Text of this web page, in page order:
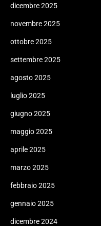
dicembre 2025
novembre 2025
ottobre 2025
settembre 2025
agosto 2025
luglio 2025
giugno 2025
maggio 2025
aprile 2025
marzo 2025
febbraio 2025
gennaio 2025
dicembre 2024